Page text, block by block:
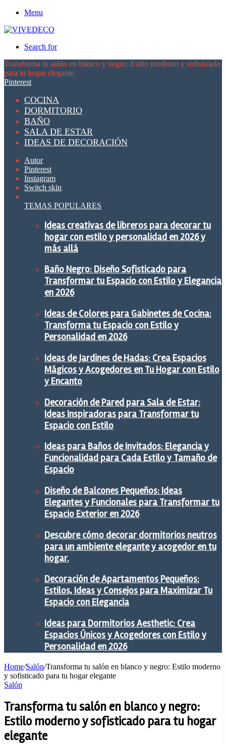
Menu
Search for
Transforma tu salón en blanco y negro: Estilo moderno y sofisticado
para tu hogar elegante
Pinterest
COCINA
DORMITORIO
BAÑO
SALA DE ESTAR
IDEAS DE DECORACIÓN
Autor
Pinterest
Instagram
Switch skin
TEMAS POPULARES
Ideas creativas de libreros para decorar tu
hogar con estilo y personalidad en 2026 y
más allá
Baño Negro: Diseño Sofisticado para
Transformar tu Espacio con Estilo y Elegancia
en 2026
Ideas de Colores para Gabinetes de Cocina:
Transforma tu Espacio con Estilo y
Personalidad en 2026
Ideas de Jardines de Hadas: Crea Espacios
Mágicos y Acogedores en Tu Hogar con Estilo
y Encanto
Decoración de Pared para Sala de Estar:
Ideas Inspiradoras para Transformar tu
Espacio con Estilo
Ideas para Baños de Invitados: Elegancia y
Funcionalidad para Cada Estilo y Tamaño de
Espacio
Diseño de Balcones Pequeños: Ideas
Elegantes y Funcionales para Transformar tu
Espacio Exterior en 2026
Descubre cómo decorar dormitorios neutros
para un ambiente elegante y acogedor en tu
hogar.
Decoración de Apartamentos Pequeños:
Estilos, Ideas y Consejos para Maximizar Tu
Espacio con Elegancia
Ideas para Dormitorios Aesthetic: Crea
Espacios Únicos y Acogedores con Estilo y
Personalidad en 2026
Home/Salón/Transforma tu salón en blanco y negro: Estilo moderno
y sofisticado para tu hogar elegante
Salón
Transforma tu salón en blanco y negro:
Estilo moderno y sofisticado para tu hogar
elegante